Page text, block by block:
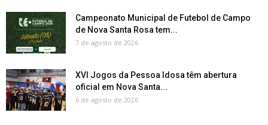
Campeonato Municipal de Futebol de Campo
de Nova Santa Rosa tem...
7 de agosto de 2026
XVI Jogos da Pessoa Idosa têm abertura
oficial em Nova Santa...
6 de agosto de 2026